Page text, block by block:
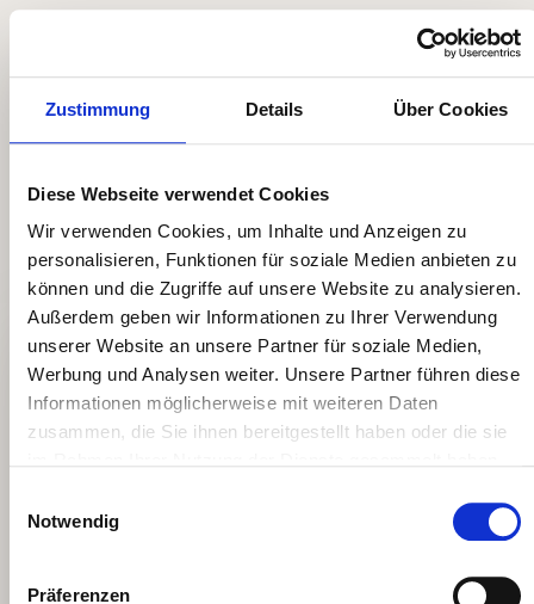
Zustimmung Details Über Cookies
Diese Webseite verwendet Cookies
Wir verwenden Cookies, um Inhalte und Anzeigen zu
personalisieren, Funktionen für soziale Medien anbieten zu
können und die Zugriffe auf unsere Website zu analysieren.
Außerdem geben wir Informationen zu Ihrer Verwendung
unserer Website an unsere Partner für soziale Medien,
Werbung und Analysen weiter. Unsere Partner führen diese
Informationen möglicherweise mit weiteren Daten
zusammen, die Sie ihnen bereitgestellt haben oder die sie
Notwendig
Präferenzen
SEO ist kein Voodoo. Es ist
Handwerk – an zwei Fronten.
Nachhaltige Google-Sichtbarkeit entsteht durch zwei
Website, die Google liebt – und eine wachsende
Autorität, die Google Vertrauen einflößt.
ONPAGE · DIE TECHNIK
Ihre Website als perfekte Google-
Antwort.
besseren Rankings.
Crawl-Fehler, kaputte Links,